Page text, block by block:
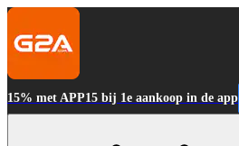
15% met APP15 bij 1e aankoop in de app